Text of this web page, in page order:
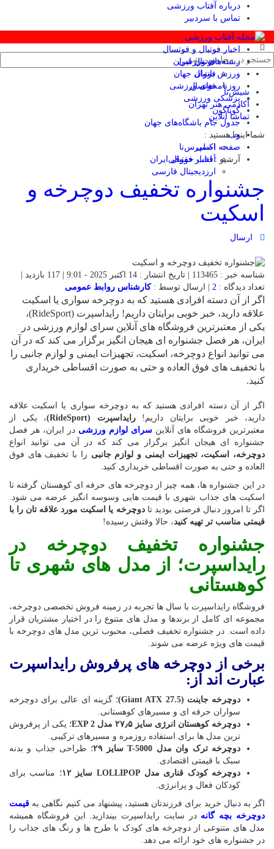
درباره آفتاب ورزشی
تماس با سردبیر
اخبار فوتبال و فوتسال
فوتبال ایران
فوتبال جهان
فوتسال
رشته‌های ورزشی
ورزش بانوان
روزنامه‌های ورزشی
پزشکی ورزشی
گوناگون
جدول جام باشگاه‌های جهان
وب
اکسپرس‌نا
آفتاب حقوقی
ارزدیجیتال فارسی
شیش‌تا
آکادمی هنر تهران
تماشا آنلاین
شما اینجا هستید :
صفحه اصلی
آرشیو :اخبار فوتبال ایران
جشنواره تخفیف دوچرخه‌ و
اسکیت
ارسال
شناسه خبر : 113465 | تاریخ انتشار : 14 اکتبر 2025 - 9:01 | 117 بازدید |
تعداد دیدگاه : 2 | ارسال توسط :کارشناس روابط عمومی
اگر از آن دسته افرادی هستید که به دوچرخه سواری یا اسکیت
علاقه دارید، خبر خوبی برایتان داریم! رایداسپرت (RideSport)،
یکی از معتبرترین فروشگاه های آنلاین سرای لوازم ورزشی در
ایران، هر فصل جشنواره ای هیجان انگیز برگزار می کند که در آن
می توانید انواع دوچرخه، اسکیت، تجهیزات ایمنی و لوازم جانبی را
با تخفیف های فوق العاده و حتی به صورت اقساطی خریداری
کنید.
اگر از آن دسته افرادی هستید که به دوچرخه سواری یا اسکیت علاقه
دارید، خبر خوبی برایتان داریم!رایداسپرت (RideSport)
، یکی از
معتبرترین فروشگاه های آنلاین سرای لوازم ورزشی در ایران، هر فصل
جشنواره ای هیجان انگیز برگزار می کند که در آن می توانید انواع
دوچرخه، اسکیت، تجهیزات ایمنی و لوازم جانبی را با تخفیف های فوق
العاده و حتی به صورت اقساطی خریداری کنید.
در این جشنواره ها، همه چیز از دوچرخه های حرفه ای کوهستان گرفته تا
اسکیت های جذاب شهری با قیمت هایی وسوسه انگیز عرضه می شود.
اگر تا امروز دنبال فرصتی بودید تادوچرخه یا اسکیت مورد علاقه تان را با
قیمتی مناسب تر تهیه کنید، حالا وقتش رسیده!
جشنواره تخفیف دوچرخه در
رایداسپرت؛ از مدل های شهری تا
کوهستانی
فروشگاه رایداسپرت با سال ها تجربه در زمینه فروش تخصصی دوچرخه،
مجموعه ای کامل از برندها و مدل های متنوع را در اختیار مشتریان قرار
داده است. در جشنواره تخفیف فصلی، محبوب ترین مدل های دوچرخه با
قیمت های ویژه عرضه می شوند.
برخی از دوچرخه های پرفروش رایداسپرت
عبارت اند از:
دوچرخه جاینت (Giant ATX 27.5)
؛ گزینه ای عالی برای دوچرخه
سواران حرفه ای و مسیرهای کوهستانی.
دوچرخه کوهستان انرژی سایز ۲۷٫۵ مدل EXP 2
؛ یکی از پرفروش
ترین مدل ها برای استفاده روزمره و مسیرهای ترکیبی.
دوچرخه ترک وان مدل T-5000 سایز ۲۹
؛ طراحی جذاب و بدنه
سبک با قیمتی اقتصادی.
دوچرخه کودک قناری مدل LOLLIPOP سایز ۱۲
؛ مناسب برای
کودکان فعال و پرانرژی.
اگر به دنبال خرید برای فرزندتان هستید، پیشنهاد می کنیم نگاهی به قیمت
دوچرخه بچه گانه در سایت رایداسپرت بیندازید. این فروشگاه همیشه
مدل های متنوعی از دوچرخه های کودک با طرح ها و رنگ های جذاب را
در جشنواره های خود ارائه می دهد.